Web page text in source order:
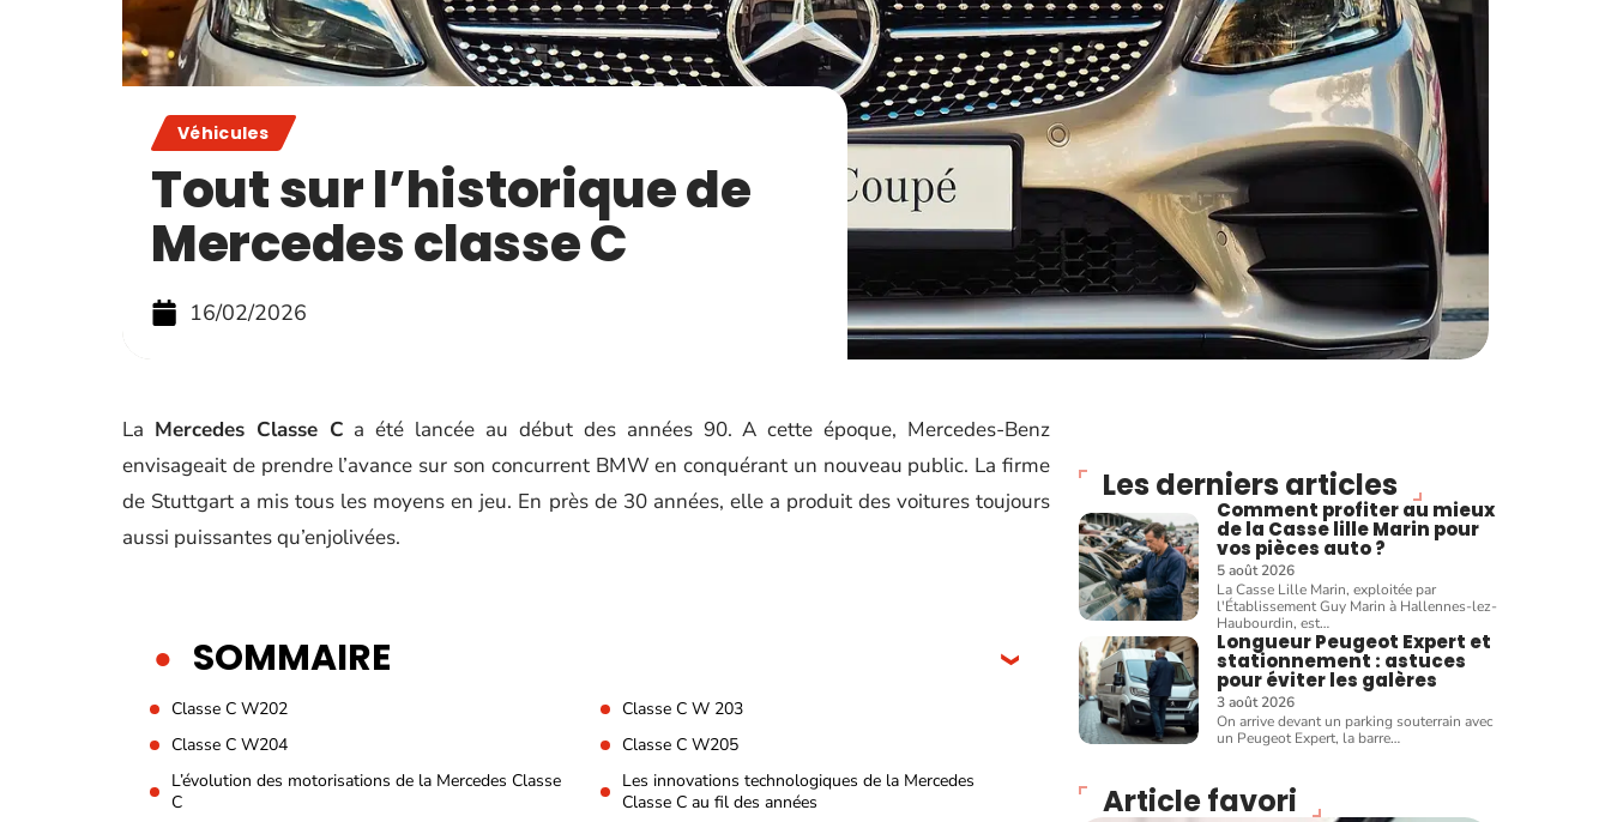
Véhicules
Tout sur l’historique de
Mercedes classe C
16/02/2026
La Mercedes Classe C a été lancée au début des années 90. A cette époque, Mercedes-Benz
envisageait de prendre l’avance sur son concurrent BMW en conquérant un nouveau public. La firme
de Stuttgart a mis tous les moyens en jeu. En près de 30 années, elle a produit des voitures toujours
aussi puissantes qu’enjolivées.
SOMMAIRE
Classe C W202
Classe C W 203
Classe C W204
Classe C W205
L’évolution des motorisations de la Mercedes Classe
C
Les innovations technologiques de la Mercedes
Classe C au fil des années
Les derniers articles
Comment profiter au mieux
de la Casse lille Marin pour
vos pièces auto ?
5 août 2026
La Casse Lille Marin, exploitée par
l'Établissement Guy Marin à Hallennes-lez-
Haubourdin, est…
Longueur Peugeot Expert et
stationnement : astuces
pour éviter les galères
3 août 2026
On arrive devant un parking souterrain avec
un Peugeot Expert, la barre…
Article favori